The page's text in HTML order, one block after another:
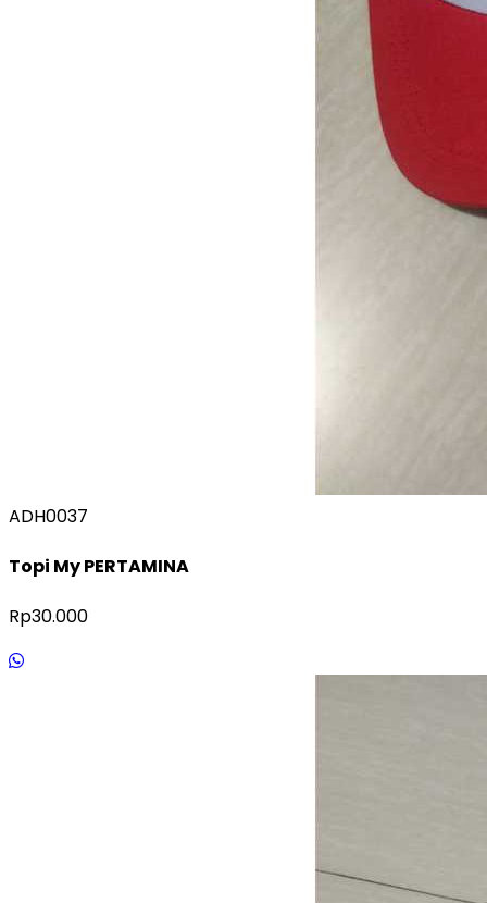
ADH0037
Topi My PERTAMINA
Rp30.000